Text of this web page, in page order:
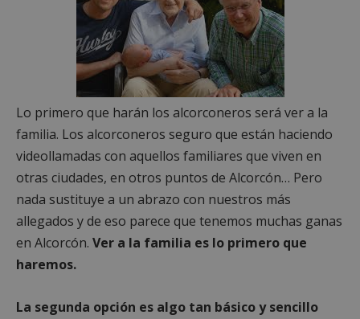
Lo primero que harán los alcorconeros será ver a la
familia. Los alcorconeros seguro que están haciendo
videollamadas con aquellos familiares que viven en
otras ciudades, en otros puntos de Alcorcón… Pero
nada sustituye a un abrazo con nuestros más
allegados y de eso parece que tenemos muchas ganas
en Alcorcón. Ver a la familia es lo primero que
haremos.
La segunda opción es algo tan básico y sencillo